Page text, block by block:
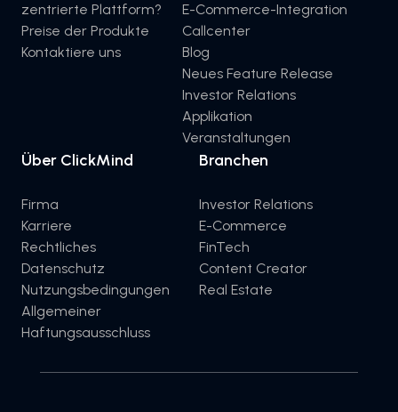
zentrierte Plattform?
Preise der Produkte
Kontaktiere uns
E-Commerce-Integration
Callcenter
Blog
Neues Feature Release
Investor Relations
Applikation
Veranstaltungen
Über ClickMind
Firma
Karriere
Rechtliches
Datenschutz
Nutzungsbedingungen
Allgemeiner
Haftungsausschluss
Branchen
Investor Relations
E-Commerce
FinTech
Content Creator
Real Estate